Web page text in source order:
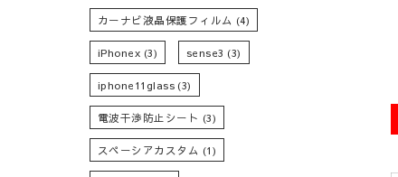
カーナビ液晶保護フィルム (4)
iPhonex (3) sense3 (3)
iphone11glass(3)
電波干渉防止シート (3)
スペーシアカスタム (1)